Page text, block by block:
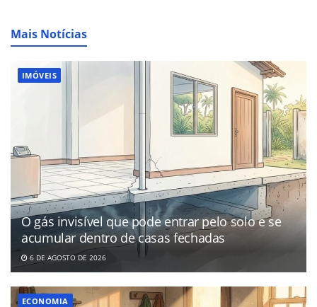
Mais Notícias
IMÓVEIS
O gás invisível que pode entrar pelo solo e se
acumular dentro de casas fechadas
6 DE AGOSTO DE 2026
ECONOMIA